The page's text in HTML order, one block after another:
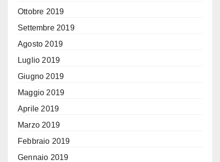
Ottobre 2019
Settembre 2019
Agosto 2019
Luglio 2019
Giugno 2019
Maggio 2019
Aprile 2019
Marzo 2019
Febbraio 2019
Gennaio 2019